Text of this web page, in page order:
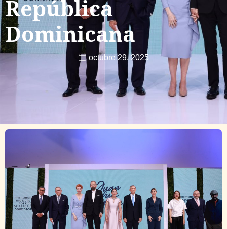
República
Dominicana
octubre 29, 2025